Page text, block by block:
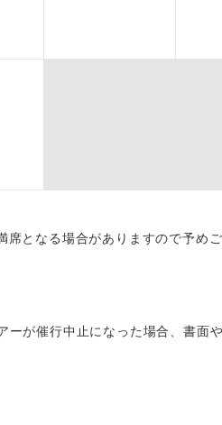
となる場合がありますので予めご
が催行中止になった場合、書面
が付いています。
ガイドさんの説明をじっくり聞
個人型プランです。